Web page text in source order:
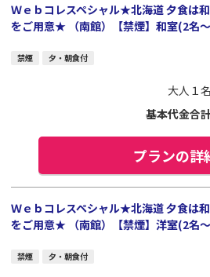
Ｗｅｂコレスペシャル★北海道 夕食は
をご用意★ （南館）【禁煙】和室(2名
禁煙 夕・朝食付
大人１名
基本代金合
プランの詳
Ｗｅｂコレスペシャル★北海道 夕食は
をご用意★ （南館）【禁煙】洋室(2名
禁煙 夕・朝食付